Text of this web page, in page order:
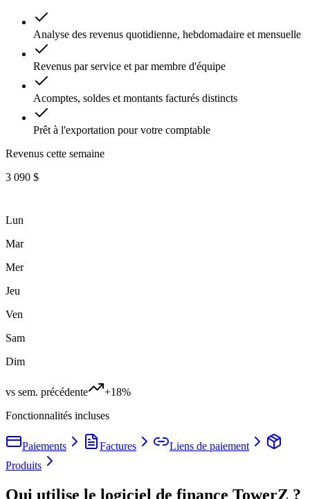
Analyse des revenus quotidienne, hebdomadaire et mensuelle
Revenus par service et par membre d'équipe
Acomptes, soldes et montants facturés distincts
Prêt à l'exportation pour votre comptable
Revenus cette semaine
3 090 $
Lun
Mar
Mer
Jeu
Ven
Sam
Dim
vs sem. précédente
+18%
Fonctionnalités incluses
Paiements Factures
Liens de paiement
Produits
Qui utilise le logiciel de finance TowerZ ?